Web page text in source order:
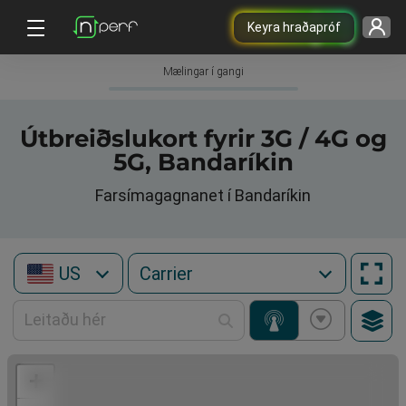
Keyra hraðapróf
Mælingar í gangi
Útbreiðslukort fyrir 3G / 4G og
5G, Bandaríkin
Farsímagagnanet í Bandaríkin
US